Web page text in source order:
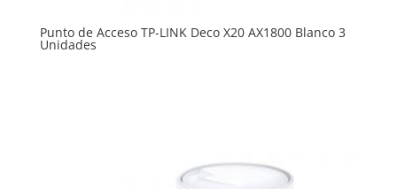
Punto de Acceso TP-LINK Deco X20 AX1800 Blanco 3
Unidades